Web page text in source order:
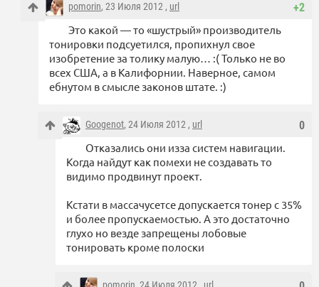
+2
pomorin, 23 Июля 2012 , url
Это какой — то «шустрый» производитель
тонировки подсуетился, пропихнул свое
изобретение за толику малую… :( Только не во
всех США, а в Калифорнии. Наверное, самом
ебнутом в смысле законов штате. :)
0
Googenot, 24 Июля 2012 , url
Отказались они изза систем навигации.
Когда найдут как помехи не создавать то
видимо продвинут проект.
Кстати в массачусетсе допускается тонер с 35%
и более пропускаемостью. А это достаточно
глухо но везде запрещены лобовые
тонировать кроме полоски